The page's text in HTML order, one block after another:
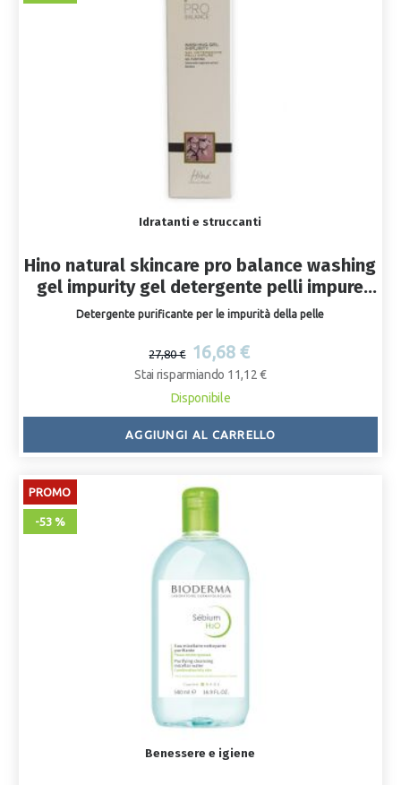
Idratanti e struccanti
Hino natural skincare pro balance washing
gel impurity gel detergente pelli impure
200 ml
Detergente purificante per le impurità della pelle
27,80 € 16,68 €
Stai risparmiando 11,12 €
Disponibile
AGGIUNGI AL CARRELLO
PROMO
-53 %
Benessere e igiene